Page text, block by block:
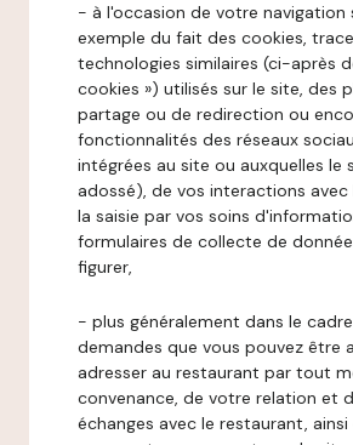
- à l'occasion de votre navigation
exemple du fait des cookies,
technologies similaires (ci-après
cookies ») utilisés sur le site, des
partage ou de redirection ou
fonctionnalités des réseaux
intégrées au site ou auxquelles le
adossé), de vos interactions
la saisie par vos soins
formulaires de collecte de
figurer,
- plus généralement dans le
demandes que vous pouvez être
adresser au restaurant par tout
convenance, de votre relation et
échanges avec le restaurant,